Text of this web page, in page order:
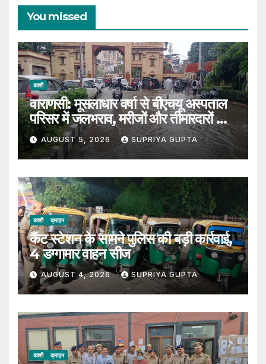
You missed
काशी
वाराणसी: मूसलाधार वर्षा से बीएचयू अस्पताल
परिसर में जलभराव, मरीजों और तीमारदारों को
उठानी पड़ी भारी परेशान
AUGUST 5, 2026 SUPRIYA GUPTA
काशी क्राइम
कैंट स्टेशन के सामने पुलिस की बड़ी कार्रवाई,
4 डग्गामार वाहन सीज
AUGUST 4, 2026 SUPRIYA GUPTA
काशी क्राइम